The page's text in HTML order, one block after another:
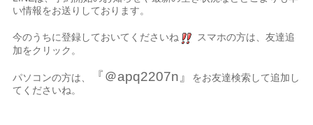
い情報をお送りしております。
今のうちに登録しておいてくださいね
スマホの方は、友達追
加をクリック。
パソコンの方は、 『＠apq2207n』
をお友達検索して追加し
てくださいね。